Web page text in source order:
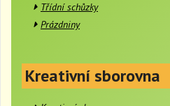
Třídní schůzky
Prázdniny
Kreativní sborovna